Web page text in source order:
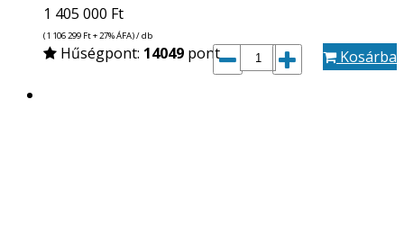
1 405 000 Ft
(1 106 299 Ft+ 27% ÁFA) / db
Hűségpont: 14049 pont Kosárba